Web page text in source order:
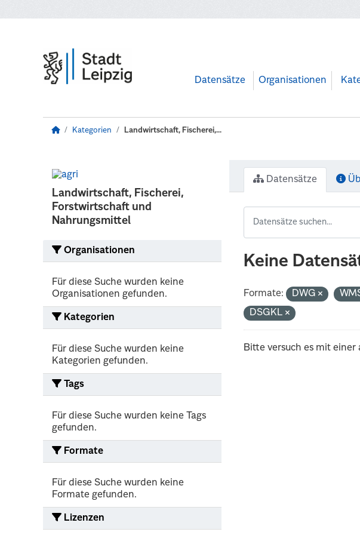
Datensätze Organisationen
Kategorien Landwirtschaft, Fischerei,...
Landwirtschaft, Fischerei,
Forstwirtschaft und
Nahrungsmittel
Organisationen
Für diese Suche wurden keine
Organisationen gefunden.
Kategorien
Für diese Suche wurden keine
Kategorien gefunden.
Tags
Für diese Suche wurden keine Tags
gefunden.
Formate
Für diese Suche wurden keine
Formate gefunden.
Lizenzen
Datensätze
Keine
Formate: DWG
DSGKL
Bitte versuch es mit einer